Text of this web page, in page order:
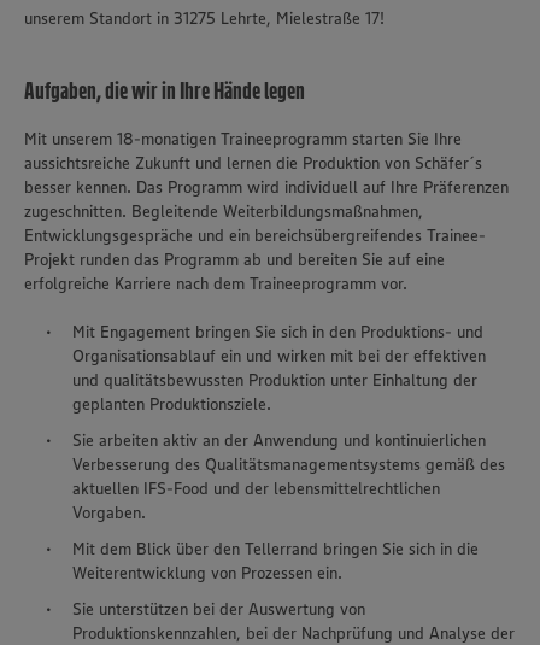
unserem Standort in 31275 Lehrte, Mielestraße 17!
Aufgaben, die wir in Ihre Hände legen
Mit unserem 18-monatigen Traineeprogramm starten Sie Ihre
aussichtsreiche Zukunft und lernen die Produktion von Schäfer´s
besser kennen. Das Programm wird individuell auf Ihre Präferenzen
zugeschnitten. Begleitende Weiterbildungsmaßnahmen,
Entwicklungsgespräche und ein bereichsübergreifendes Trainee-
Projekt runden das Programm ab und bereiten Sie auf eine
erfolgreiche Karriere nach dem Traineeprogramm vor.
Mit Engagement bringen Sie sich in den Produktions- und
Organisationsablauf ein und wirken mit bei der effektiven
und qualitätsbewussten Produktion unter Einhaltung der
geplanten Produktionsziele.
Sie arbeiten aktiv an der Anwendung und kontinuierlichen
Verbesserung des Qualitätsmanagementsystems gemäß des
aktuellen IFS-Food und der lebensmittelrechtlichen
Vorgaben.
Mit dem Blick über den Tellerrand bringen Sie sich in die
Weiterentwicklung von Prozessen ein.
Sie unterstützen bei der Auswertung von
Produktionskennzahlen, bei der Nachprüfung und Analyse der